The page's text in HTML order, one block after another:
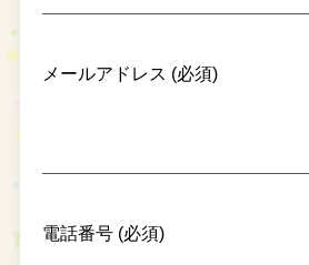
メールアドレス (必須)
電話番号 (必須)